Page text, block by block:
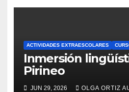
ACTIVIDADES EXTRAESCOLARES
Inmersión
Pirineo
JUN 29, 2026 OLGA ORTIZ